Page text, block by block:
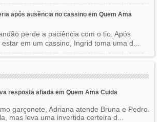
após ausência no cassino em Quem Ama
perde a paciência com o tio. Após
em um cassino, Ingrid toma uma d...
resposta afiada em Quem Ama Cuida
garçonete, Adriana atende Bruna e Pedro.
mas leva uma invertida certeira d...